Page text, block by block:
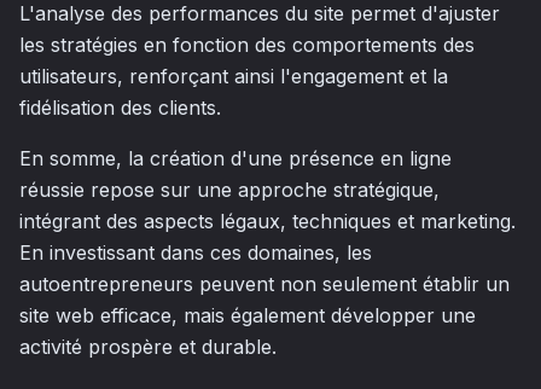
L'analyse des performances du site permet d'ajuster
les stratégies en fonction des comportements des
utilisateurs, renforçant ainsi l'engagement et la
fidélisation des clients.
En somme, la création d'une présence en ligne
réussie repose sur une approche stratégique,
intégrant des aspects légaux, techniques et marketing.
En investissant dans ces domaines, les
autoentrepreneurs peuvent non seulement établir un
site web efficace, mais également développer une
activité prospère et durable.